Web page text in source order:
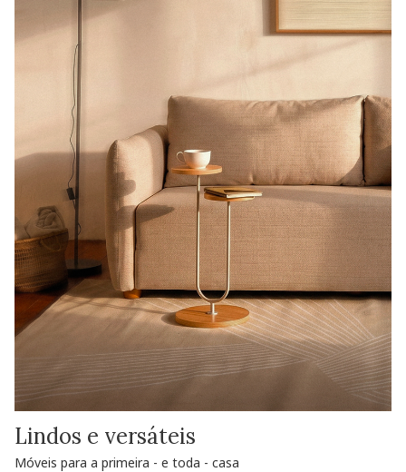
Lindos e versáteis
Móveis para a primeira - e toda - casa